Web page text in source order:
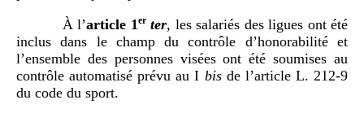
À l’article 1 er ter, les salariés des ligues ont été
inclus dans le champ du contrôle d’honorabilité et
l’ensemble des personnes visées ont été soumises au
contrôle automatisé prévu au I bisde l’article L. 212-9
du code du sport.